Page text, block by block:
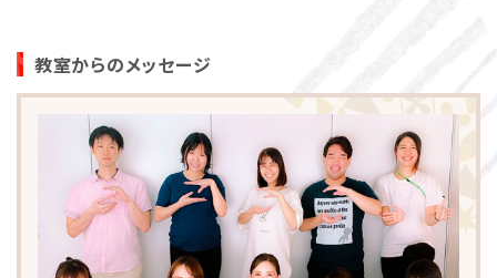
教室からのメッセージ